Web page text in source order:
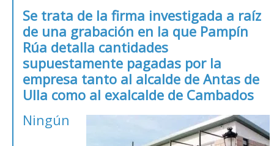
Se trata de la firma investigada a raíz
de una grabación en la que Pampín
Rúa detalla cantidades
supuestamente pagadas por la
empresa tanto al alcalde de Antas de
Ulla como al exalcalde de Cambados
Ningún